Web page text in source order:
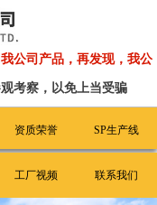
公司产品，再发现，我公
考察，以免上当受骗
资质荣誉 SP生产线
工厂视频 联系我们